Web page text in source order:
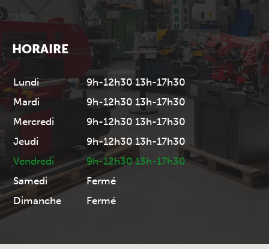
HORAIRE
Lundi
9h-12h30 13h-17h30
Mardi
9h-12h30 13h-17h30
Mercredi
9h-12h30 13h-17h30
Jeudi
9h-12h30 13h-17h30
Vendredi
9h-12h30 13h-17h30
Samedi
Fermé
Dimanche
Fermé